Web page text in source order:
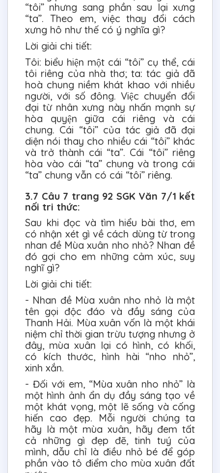
“tôi” nhưng sang phần sau lại xưng
“ta”. Theo em, việc thay đổi cách
xưng hô như thế có ý nghĩa gì?
Lời giải chi tiết:
Tôi: biểu hiện một cái “tôi” cụ thể, cái
tôi riêng của nhà thơ; ta: tác giả đã
hoà chung niềm khát khao với nhiều
người, với số đông. Việc chuyển đổi
đại từ nhân xưng này nhấn mạnh sự
hòa quyện giữa cái riêng và cái
chung. Cái “tôi” của tác giả đã đại
diện nói thay cho nhiều cái “tôi” khác
và trở thành cái “ta”. Cái “tôi” riêng
hòa vào cái “ta” chung và trong cái
“ta” chung vẫn có cái “tôi” riêng.
3.7 Câu 7 trang 92 SGK Văn 7/1 kết
nối tri thức:
Sau khi đọc và tìm hiểu bài thơ, em
có nhận xét gì về cách dùng từ trong
nhan đề Mùa xuân nho nhỏ? Nhan đề
đó gợi cho em những cảm xúc, suy
nghĩ gì?
Lời giải chi tiết:
- Nhan đề Mùa xuân nho nhỏ là một
tên gọi độc đáo và đầy sáng của
Thanh Hải. Mùa xuân vốn là một khái
niệm chỉ thời gian trừu tượng nhưng ở
đây, mùa xuân lại có hình, có khối,
có kích thước, hình hài “nho nhỏ”,
xinh xắn.
- Đối với em, “Mùa xuân nho nhỏ” là
một hình ảnh ẩn dụ đầy sáng tạo về
một khát vọng, một lẽ sống và cống
hiến cao đẹp. Mỗi người chúng ta
hãy là một mùa xuân, hãy đem tất
cả những gì đẹp đẽ, tinh tuý của
mình, dẫu chỉ là điều nhỏ bé để góp
phần vào tô điểm cho mùa xuân đất